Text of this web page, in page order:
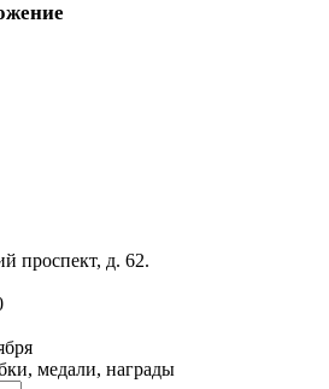
проспект, д. 62.
медали, награды